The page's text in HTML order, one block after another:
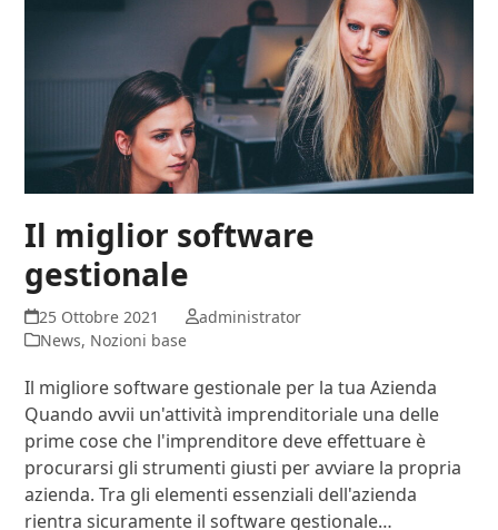
Il miglior software
gestionale
25 Ottobre 2021
administrator
News, Nozioni base
Il migliore software gestionale per la tua Azienda
Quando avvii un'attività imprenditoriale una delle
prime cose che l'imprenditore deve effettuare è
procurarsi gli strumenti giusti per avviare la propria
azienda. Tra gli elementi essenziali dell'azienda
rientra sicuramente il software gestionale…